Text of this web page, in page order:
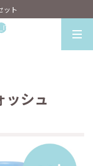
ット
ッシュ